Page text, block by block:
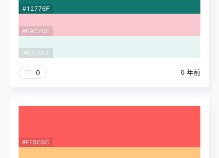
#12776F
#F9C7CF
#E7F5F2
0 6 年前
#FF5C5C